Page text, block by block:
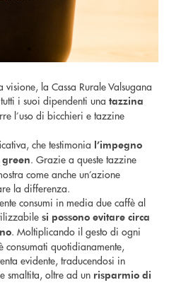
la Cassa Rurale Valsugana
i suoi dipendenti una tazzina
l’uso di bicchieri e tazzine
che testimonia l’impegno
. Grazie a queste tazzine
come anche un’azione
la differenza.
consumi in media due caffè al
si possono evitare circa
. Moltiplicando il gesto di ogni
quotidianamente,
evidente, traducendosi in
smaltita, oltre ad un risparmio di